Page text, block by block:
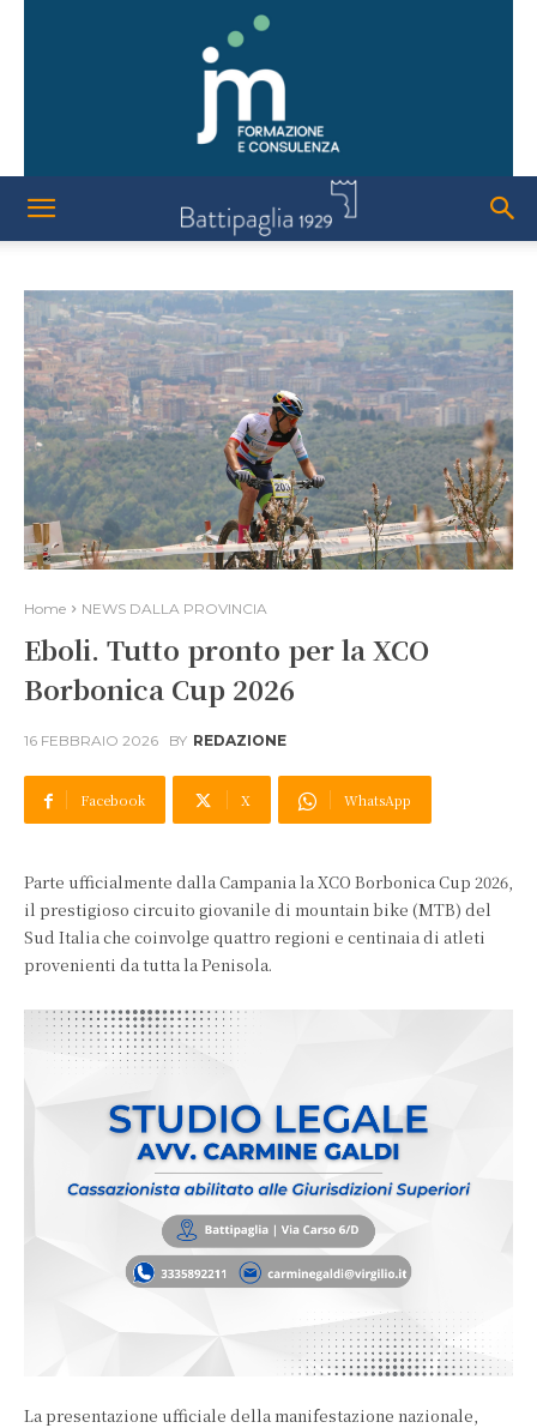
Home NEWS DALLA PROVINCIA
Eboli. Tutto pronto per la XCO
Borbonica Cup 2026
16 FEBBRAIO 2026 BY REDAZIONE
Facebook X WhatsApp
Parte ufficialmente dalla Campania la XCO Borbonica Cup 2026,
il prestigioso circuito giovanile di mountain bike (MTB) del
Sud Italia che coinvolge quattro regioni e centinaia di atleti
provenienti da tutta la Penisola.
La presentazione ufficiale della manifestazione nazionale,